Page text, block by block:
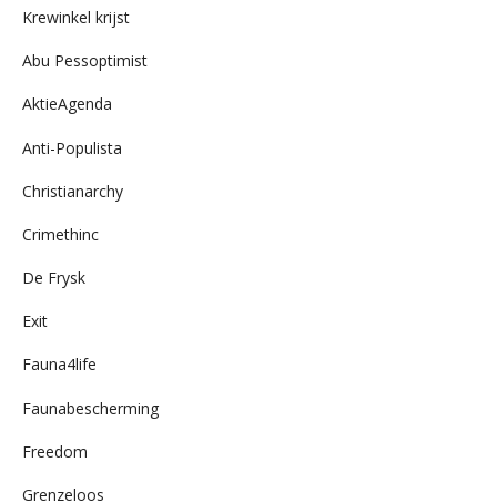
Krewinkel krijst
Abu Pessoptimist
AktieAgenda
Anti-Populista
Christianarchy
Crimethinc
De Frysk
Exit
Fauna4life
Faunabescherming
Freedom
Grenzeloos